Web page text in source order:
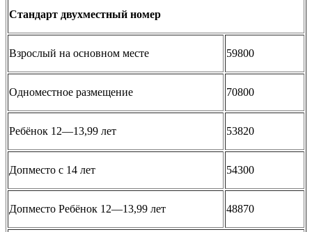
Стандарт двухместный номер
Взрослый на основном месте 59800
Одноместное размещение 70800
Ребёнок 12—13,99 лет 53820
Допместо с 14 лет 54300
Допместо Ребёнок 12—13,99 лет 48870